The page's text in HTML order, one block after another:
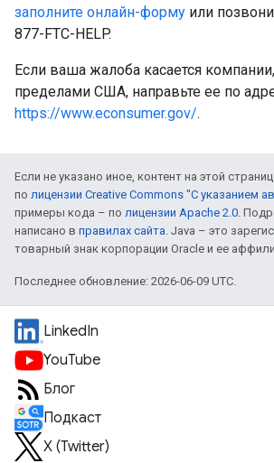
заполните онлайн-форму или
877-FTC-HELP.
Если ваша жалоба касается
пределами США, направьте ее по
https://www.econsumer.gov/.
Если не указано иное, контент на этой
по лицензии Creative Commons "С указанием
примеры кода – по лицензии Apache 2.0.
написано в правилах сайта. Java – это
товарный знак корпорации Oracle и ее
Последнее обновление: 2026-06-09 UTC.
LinkedIn
YouTube
Блог
Подкаст
X (Twitter)